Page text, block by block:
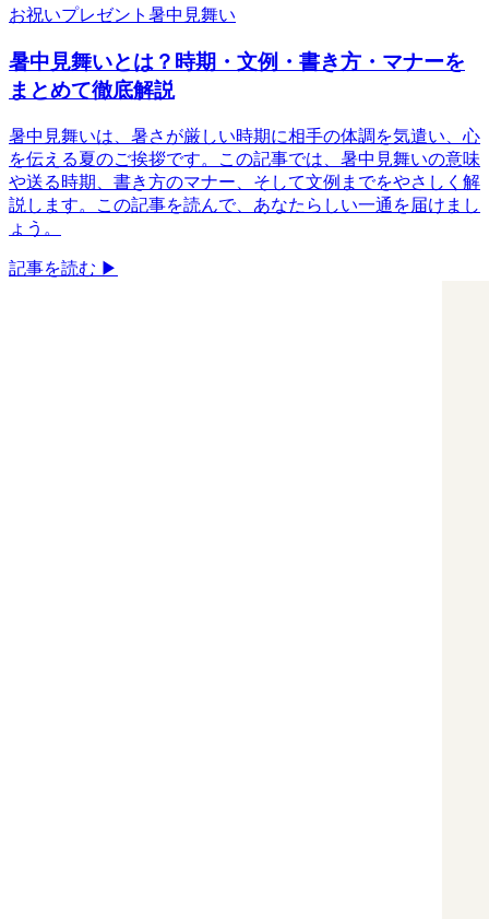
お祝いプレゼント 暑中見舞い
暑中見舞いとは？時期・文例・書き方・マナーを
まとめて徹底解説
暑中見舞いは、暑さが厳しい時期に相手の体調を気遣い、心
を伝える夏のご挨拶です。この記事では、暑中見舞いの意味
や送る時期、書き方のマナー、そして文例までをやさしく解
説します。この記事を読んで、あなたらしい一通を届けまし
ょう。
記事を読む ▶